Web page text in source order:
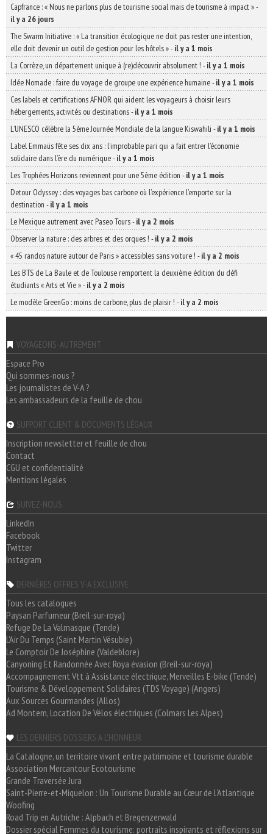
Capfrance : « Nous ne parlons plus de tourisme social mais de tourisme à impact »-
il y a 26 jours
The Swarm Initiative : « La transition écologique ne doit pas rester une intention,
elle doit devenir un outil de gestion pour les hôtels »-il y a 1 mois
La Corrèze, un département unique à (re)découvrir absolument ! -il y a 1 mois
Idée Nomade : faire du voyage de groupe une expérience humaine-il y a 1 mois
Ces labels et certifications AFNOR qui aident les voyageurs à choisir leurs
hébergements, activités ou destinations-il y a 1 mois
L’UNESCO célèbre la 5ème Journée Mondiale de la langue Kiswahili -il y a 1 mois
Label Emmaüs fête ses dix ans : l’improbable pari qui a fait entrer l’économie
solidaire dans l’ère du numérique-il y a 1 mois
Les Trophées Horizons reviennent pour une 5ème édition -il y a 1 mois
Detour Odyssey : des voyages bas carbone où l’expérience l’emporte sur la
destination -il y a 1 mois
Le Mexique autrement avec Paseo Tours-il y a 2 mois
Observer la nature : des arbres et des orques ! -il y a 2 mois
« 45 randos nature autour de Paris » accessibles sans voiture ! -il y a 2 mois
Les BTS de La Baule et de Toulouse remportent la deuxième édition du défi
étudiants « Arts et Vie »-il y a 2 mois
Le modèle GreenGo : moins de carbone, plus de plaisir ! -il y a 2 mois
VOYAGEONS-AUTREMENT
Espace Pro
Qui sommes-nous ?
Les journalistes de V-A ?
Les ambassadeurs de la feuille de chou
SUPPORT CLIENT & DOCUMENTS LÉGAUX
Inscription newsletter et feuille de chou
Contact
CGU et confidentialité
Mentions légales
SUIVEZ-NOUS
LinkedIn
Facebook
Twitter
Instagram
DERNIÈRES OFFRES V-A EXCLUSIVE
Tous les catalogues
Paysan Parfumeur (Breil-sur-roya)
Refuge De La Valmasque (Tende)
L'Air Du Temps (Saint Martin Vésubie)
Le Comptoir De Joséphine (Valdeblore)
Canyoning Et Randonnée Avec Roya évasion (Breil-sur-roya)
Accompagnement Vtt à Assistance électrique, Merveilles E-bike (Tende)
Tourisme & Développement Solidaires (TDS Voyage) (Angers)
Aux Sources Gourmandes (Allos)
Ad Montem, Location De Vélos électriques (Colmars Les Alpes)
LES DERNIERS DOSSIERS A L'HONNEUR
La Catalogne, un territoire vivant entre patrimoine et tourisme durable
Association Mercantour Ecotourisme
Grande Traversée Jura
Saint-Pierre-et-Miquelon : Un Tourisme Durable au Cœur de l'Atlantique
Woofing
Road Trip en Autriche : Alpbach et Bregenzerwald
Dossier spécial Femmes du tourisme: portraits inspirants et réflexions sur